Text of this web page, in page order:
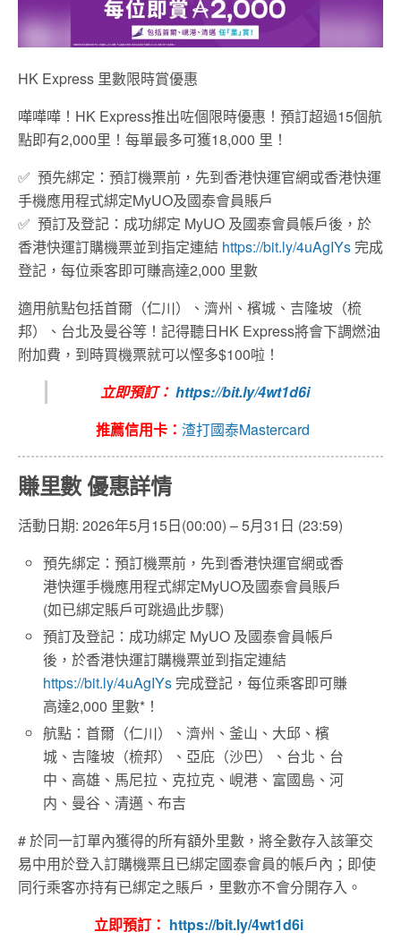
HK Express 里數限時賞優惠
嘩嘩嘩！HK Express推出咗個限時優惠！預訂超過15個航
點即有2,000里！每單最多可獲18,000 里！
✅ 預先綁定：預訂機票前，先到香港快運官網或香港快運
手機應用程式綁定MyUO及國泰會員賬戶
✅ 預訂及登記：成功綁定 MyUO 及國泰會員帳戶後，於
香港快運訂購機票並到指定連結 https://bit.ly/4uAgIYs 完成
登記，每位乘客即可賺高達2,000 里數
適用航點包括首爾（仁川）、濟州、檳城、吉隆坡（梳
邦）、台北及曼谷等！記得聽日HK Express將會下調燃油
附加費，到時買機票就可以慳多$100啦！
立即預訂： https://bit.ly/4wt1d6i
推薦信用卡： 渣打國泰Mastercard
賺里數 優惠詳情
活動日期: 2026年5月15日(00:00) – 5月31日 (23:59)
預先綁定：預訂機票前，先到香港快運官網或香
港快運手機應用程式綁定MyUO及國泰會員賬戶
(如已綁定賬戶可跳過此步驟)
預訂及登記：成功綁定 MyUO 及國泰會員帳戶
後，於香港快運訂購機票並到指定連結
https://bit.ly/4uAgIYs 完成登記，每位乘客即可賺
高達2,000 里數*！
航點：首爾（仁川）、濟州、釜山、大邱、檳
城、吉隆坡（梳邦）、亞庇（沙巴）、台北、台
中、高雄、馬尼拉、克拉克、峴港、富國島、河
内、曼谷、清邁、布吉
# 於同一訂單內獲得的所有額外里數，將全數存入該筆交
易中用於登入訂購機票且已綁定國泰會員的帳戶內；即使
同行乘客亦持有已綁定之賬戶，里數亦不會分開存入。
立即預訂： https://bit.ly/4wt1d6i